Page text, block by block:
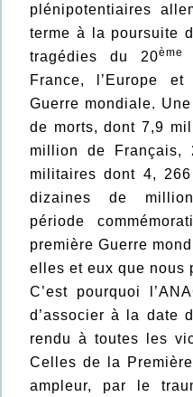
plénipotentiaires
terme à la poursuite
tragédies du 20ème
France, l’Europe
Guerre mondiale.
de morts, dont 7,9
million de Français,
militaires dont 4,
dizaines de
période
première Guerre
elles et eux que nous
C’est pourquoi
d’associer à la date
rendu à toutes les
Celles de la
ampleur, par le